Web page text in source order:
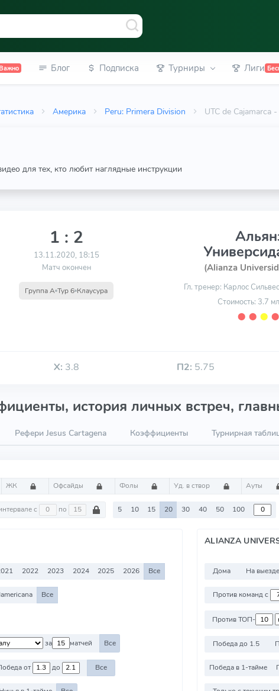
Важно Блог Подписка Турниры Лиги
Америка Peru: Primera Division UTC de Cajamarca
для тех, кто любит наглядные инструкции
1 : 2
13.11.2020, 18:15
Матч окончен
Группа A Тур 6 Клаусура
(Alianza
Гл. тренер: Карлос
Стоимость: 3.7
⬤ ⬤ ⬤ ⬤
Х: 3.8 П2: 5.75
история личных встреч,
Рефери Jesus Cartagena Коэффициенты Турнирная
ЖК Офсайды Фолы Уд. в створ Ауты
На интервале с по 5 10 15 20 30 40 50 100
2022 2023 2024 2025 2026 Все
Все
за матчей Все
Победа от до Все
ALIANZA
Дома На выезде
Против команд с
Против ТОП-
Победа до 1.5
Победа в 1-тайме